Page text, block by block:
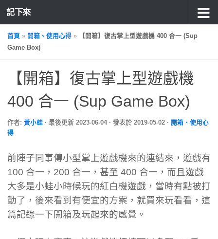
記下來
首頁 » 開箱、使用心得 »
【開箱】復古掌上型遊戲機 400 合一 (Sup
Game Box)
【開箱】復古掌上型遊戲機
400 合一 (Sup Game Box)
作者: 黃小蛙 · 最後更新 2023-06-04 · 發表於 2019-05-02 · 開箱、使用心
得
前陣子同事傳小型掌上遊戲機來的連結來，遊戲有
100 合一，200 合一，甚至 400 合一，而且遊戲
大多是小蛙小時候玩的紅白機遊戲，當時有點被打
動了，後來看到有便宜的方案，就買來玩看看，這
篇記錄一下開箱及玩起來的感覺。